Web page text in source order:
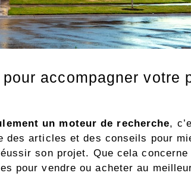
accompagner votre
un moteur de recherche,
des articles et des conseils pour
son projet. Que cela concerne
pour vendre ou acheter au